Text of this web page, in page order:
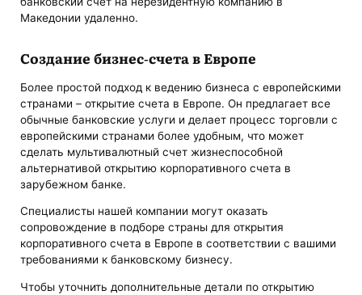
Македонии удаленно.
Создание бизнес-счета в Европе
Более простой подход к ведению бизнеса с европейскими
странами – открытие счета в Европе. Он предлагает все
обычные банковские услуги и делает процесс торговли с
европейскими странами более удобным, что может
сделать мультивалютный счет жизнеспособной
альтернативой открытию корпоративного счета в
зарубежном банке.
Специалисты нашей компании могут оказать
сопровождение в подборе страны для открытия
корпоративного счета в Европе в соответствии с вашими
требованиями к банковскому бизнесу.
Чтобы уточнить дополнительные детали по открытию